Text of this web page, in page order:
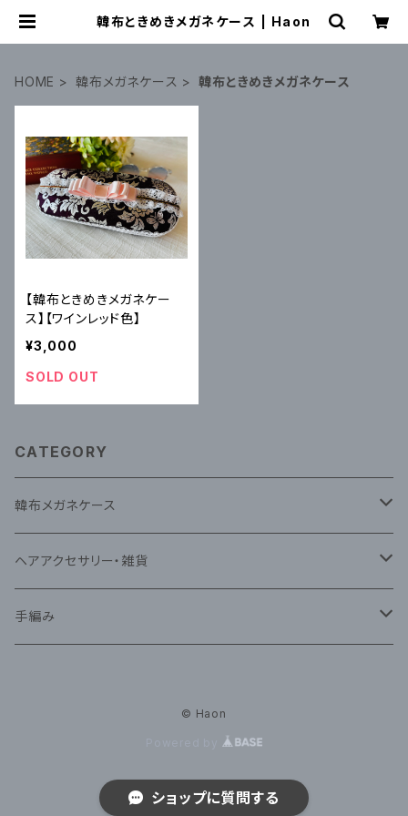
韓布ときめきメガネケース | Haon
HOME 韓布メガネケース 韓布ときめきメガネケース
【韓布ときめきメガネケー
ス】【ワインレッド色】
¥3,000
SOLD OUT
CATEGORY
韓布メガネケース
韓布ナビ(蝶)メガネケース
韓布ときめきメガネケース
ヘアアクセサリー・雑貨
韓布ヘアアクセサリー
手編み
© Haon
ショップに質問する